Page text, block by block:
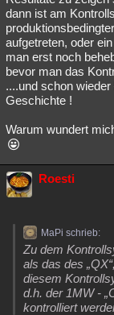
dann ist am
aufgetreten, oder
man erst noch
bevor man das
....und schon wieder
Geschichte !
Warum wundert
Roesti
MaPi schrieb:
Zu dem
als das des
diesem
d.h. der 1MW -
kontrolliert